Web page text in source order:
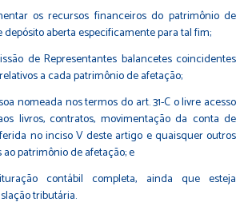
os recursos financeiros do patrimônio de
aberta especificamente para tal fim;
de Representantes balancetes coincidentes
a cada patrimônio de afetação;
nomeada nos termos do art. 31-C o livre acesso
livros, contratos, movimentação da conta de
no inciso V deste artigo e quaisquer outros
patrimônio de afetação; e
contábil completa, ainda que esteja
tributária.